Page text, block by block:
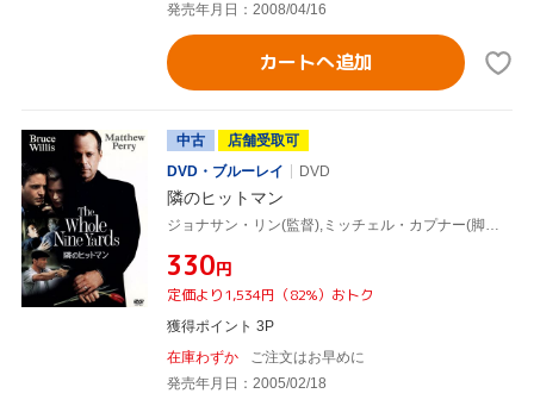
発売年月日：2008/04/16
カートへ追加
中古
店舗受取可
DVD・ブルーレイ
DVD
隣のヒットマン
ジョナサン・リン(監督),ミッチェル・カプナー(脚本),デイヴィッド・ウィリス(製作),ランディ・エデルマン(音楽),ブルース・ウィリス,マシュー・ペリー,マイケル・クラーク・ダンカン,ロザンナ・アークエット
¥330円
定価より1,534円（82%）おトク
獲得ポイント 3P
在庫わずか
ご注文はお早めに
発売年月日：2005/02/18